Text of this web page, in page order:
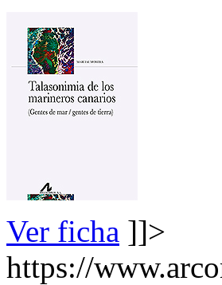
Ver ficha ]]>
https://